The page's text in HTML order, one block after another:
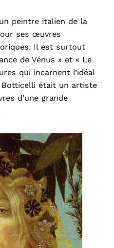
peintre italien de la
ses œuvres
Il est surtout
de Vénus » et « Le
qui incarnent l’idéal
Botticelli était un artiste
d’une grande